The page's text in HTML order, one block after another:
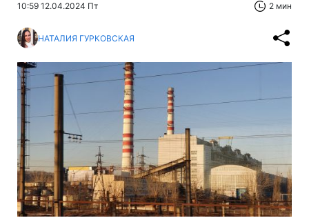
10:59 12.04.2024 Пт 2 мин
НАТАЛИЯ ГУРКОВСКАЯ